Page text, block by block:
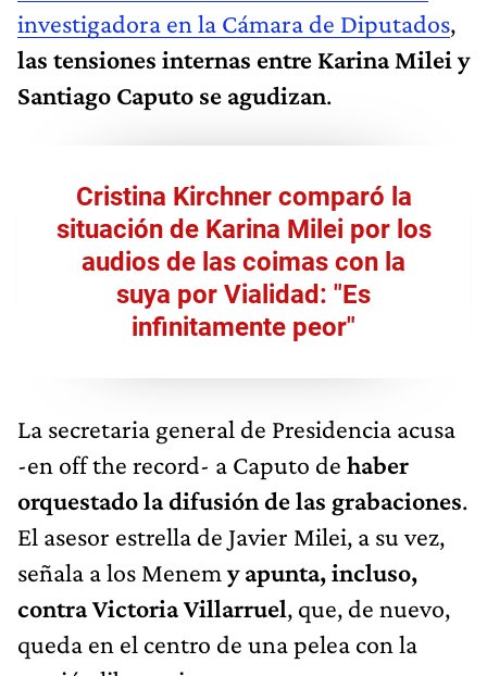
investigadora en la Cámara de Diputados,
las tensiones internas entre Karina Milei y
Santiago Caputo se agudizan.
Cristina Kirchner comparó la
situación de Karina Milei por los
audios de las coimas con la
suya por Vialidad: "Es
infinitamente peor"
La secretaria general de Presidencia acusa
-en off the record- a Caputo de haber
orquestado la difusión de las grabaciones.
El asesor estrella de Javier Milei, a su vez,
señala a los Menemy apunta, incluso,
contra Victoria Villarruel, que, de nuevo,
queda en el centro de una pelea con la